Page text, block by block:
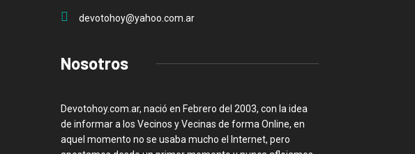
devotohoy@yahoo.com.ar
Nosotros
Devotohoy.com.ar, nació en Febrero del 2003, con la idea
de informar a los Vecinos y Vecinas de forma Online, en
aquel momento no se usaba mucho el Internet, pero